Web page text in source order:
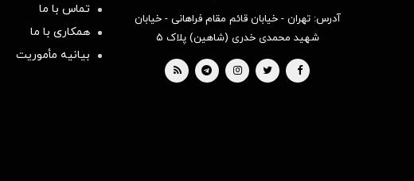
آدرس: تهران - خیابان قائم مقام فراهانی - خیابان
شهید محمدی خدری (شاهین) پلاک ۵
تماس با ما
همکاری با ما
بیانیه مأموریت